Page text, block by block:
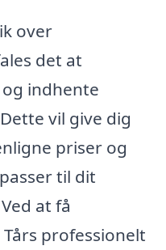
over
det at
indhente
vil give dig
priser og
til dit
at få
professionelt